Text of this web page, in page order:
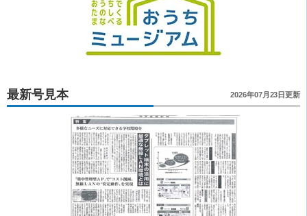
最新号見本 2026年07月23日更新